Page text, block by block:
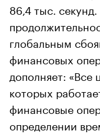
86,4 тыс.
глобальным
финансовых
дополняет: «Все
которых
финансовые
определении